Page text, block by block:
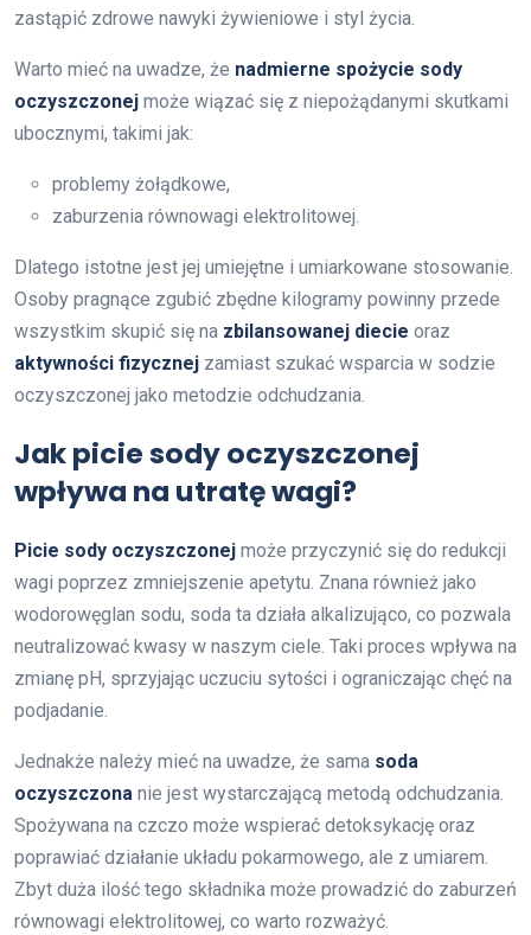
zastąpić zdrowe nawyki żywieniowe i styl życia.
Warto mieć na uwadze, że nadmierne spożycie sody
oczyszczonej może wiązać się z niepożądanymi skutkami
ubocznymi, takimi jak:
problemy żołądkowe,
zaburzenia równowagi elektrolitowej.
Dlatego istotne jest jej umiejętne i umiarkowane stosowanie.
Osoby pragnące zgubić zbędne kilogramy powinny przede
wszystkim skupić się na zbilansowanej diecie oraz
aktywności fizycznej zamiast szukać wsparcia w sodzie
oczyszczonej jako metodzie odchudzania.
Jak picie sody oczyszczonej
wpływa na utratę wagi?
Picie sody oczyszczonej może przyczynić się do redukcji
wagi poprzez zmniejszenie apetytu. Znana również jako
wodorowęglan sodu, soda ta działa alkalizująco, co pozwala
neutralizować kwasy w naszym ciele. Taki proces wpływa na
zmianę pH, sprzyjając uczuciu sytości i ograniczając chęć na
podjadanie.
Jednakże należy mieć na uwadze, że sama soda
oczyszczona nie jest wystarczającą metodą odchudzania.
Spożywana na czczo może wspierać detoksykację oraz
poprawiać działanie układu pokarmowego, ale z umiarem.
Zbyt duża ilość tego składnika może prowadzić do zaburzeń
równowagi elektrolitowej, co warto rozważyć.